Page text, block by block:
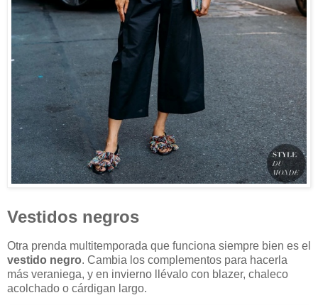
Vestidos negros
Otra prenda multitemporada que funciona siempre bien es el
vestido negro. Cambia los complementos para hacerla
más veraniega, y en invierno llévalo con blazer, chaleco
acolchado o cárdigan largo.